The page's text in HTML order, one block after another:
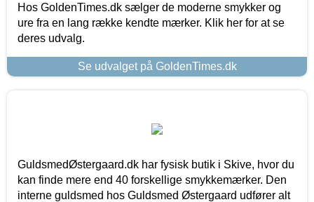
Hos GoldenTimes.dk sælger de moderne smykker og
ure fra en lang række kendte mærker. Klik her for at se
deres udvalg.
Se udvalget på GoldenTimes.dk
GuldsmedØstergaard.dk har fysisk butik i Skive, hvor du
kan finde mere end 40 forskellige smykkemærker. Den
interne guldsmed hos Guldsmed Østergaard udfører alt